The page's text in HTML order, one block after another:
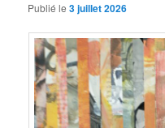
Publié le3 juillet 2026